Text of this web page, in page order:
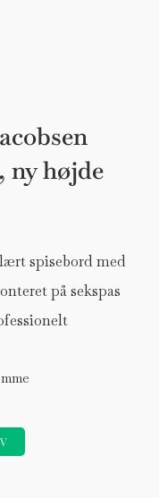
højde
spisebord med
på sekspas